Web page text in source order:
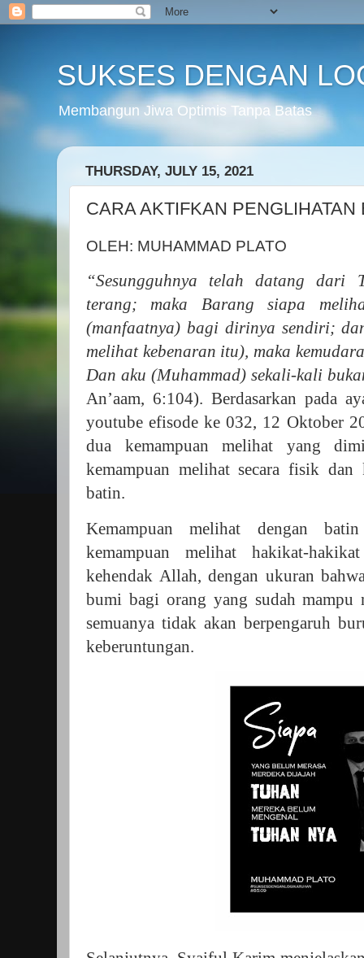
SUKSES DENGAN
Membangun Jiwa Optimis Tanpa Batas
THURSDAY, JULY 15, 2021
CARA AKTIFKAN PENGLIHATAN
OLEH: MUHAMMAD PLATO
“Sesungguhnya telah datang dari
terang; maka Barang siapa
(manfaatnya) bagi dirinya sendiri;
melihat kebenaran itu), maka
Dan aku (Muhammad) sekali-kali
An’aam, 6:104). Berdasarkan pada
youtube efisode ke 032, 12 Oktober
dua kemampuan melihat yang
kemampuan melihat secara fisik dan
batin.
Kemampuan melihat dengan
kemampuan melihat hakikat-
kehendak Allah, dengan ukuran
bumi bagi orang yang sudah mampu
semuanya tidak akan berpengaruh
keberuntungan.